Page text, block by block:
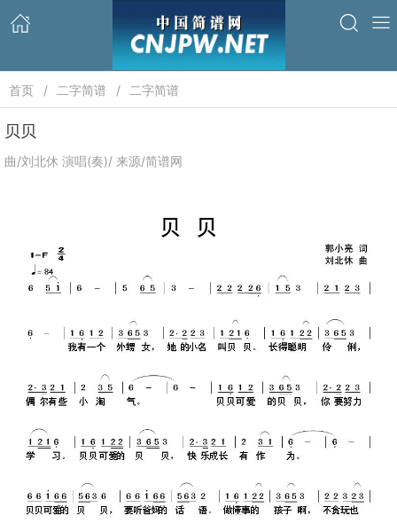
首页 二字简谱 二字简谱
贝贝
曲/刘北休 演唱(奏)/ 来源/简谱网